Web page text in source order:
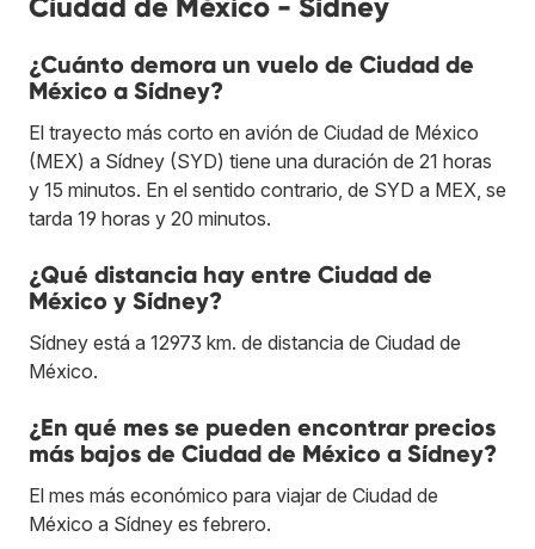
¿Cuánto demora un vuelo de Ciudad de
México a Sídney?
El trayecto más corto en avión de Ciudad de México
(MEX) a Sídney (SYD) tiene una duración de 21 horas
y 15 minutos. En el sentido contrario, de SYD a MEX, se
tarda 19 horas y 20 minutos.
¿Qué distancia hay entre Ciudad de
México y Sídney?
Sídney está a 12973 km. de distancia de Ciudad de
México.
¿En qué mes se pueden encontrar precios
más bajos de Ciudad de México a Sídney?
El mes más económico para viajar de Ciudad de
México a Sídney es febrero.